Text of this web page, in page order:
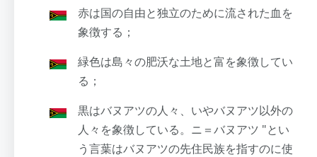
赤は国の自由と独立のために流された血を
象徴する；
緑色は島々の肥沃な土地と富を象徴してい
る；
黒はバヌアツの人々、いやバヌアツ以外の
人々を象徴している。ニ＝バヌアツ "とい
う言葉はバヌアツの先住民族を指すのに使